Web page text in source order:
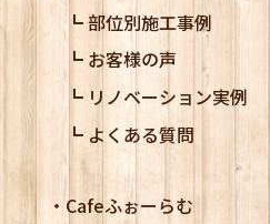
部位別施工事例
お客様の声
リノベーション実例
よくある質問
Cafeふぉーらむ